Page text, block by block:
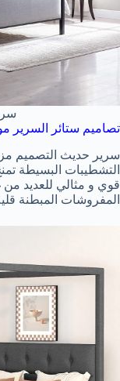
تصاميم ستائر السرير
سرير حديث التصميم
التشطيبات البسيطة
قوي و مثالي للعديد من
المفروشات المبطنة